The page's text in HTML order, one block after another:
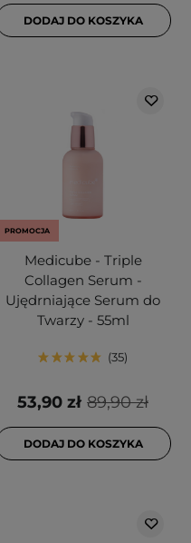
DODAJ DO KOSZYKA
PROMOCJA
Medicube - Triple
Collagen Serum -
Ujędrniające Serum do
Twarzy - 55ml
35
89,90 zł
53,90 zł
DODAJ DO KOSZYKA